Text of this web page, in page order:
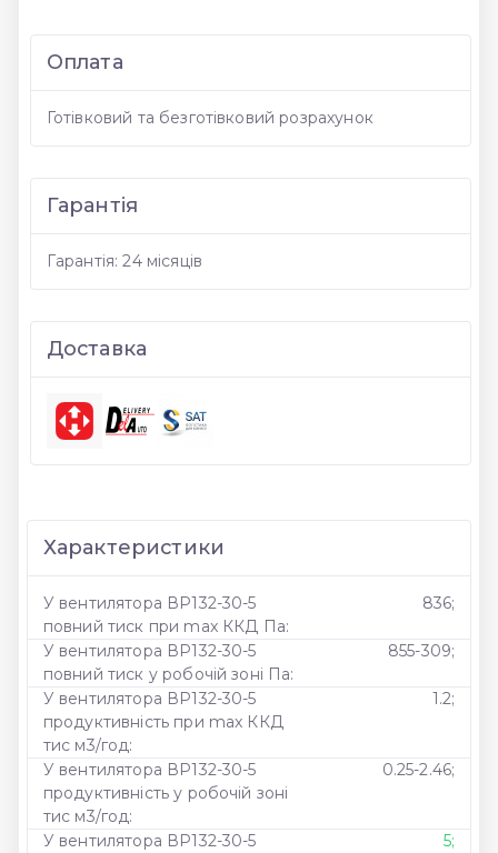
Оплата
Готівковий та безготівковий розрахунок
Гарантія
Гарантія: 24 місяців
Доставка
Характеристики
У вентилятора ВР132-30-5
повний тиск при max ККД Па:
836;
У вентилятора ВР132-30-5
повний тиск у робочій зоні Па:
855-309;
У вентилятора ВР132-30-5
продуктивність при max ККД
тис м3/год:
1.2;
У вентилятора ВР132-30-5
продуктивність у робочій зоні
тис м3/год:
0.25-2.46;
У вентилятора ВР132-30-5
5;